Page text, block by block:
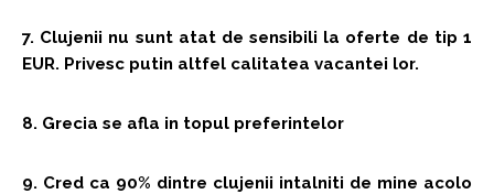
7. Clujenii nu sunt atat de sensibili la oferte de tip 1
EUR. Privesc putin altfel calitatea vacantei lor.
8. Grecia se afla in topul preferintelor
9. Cred ca 90% dintre clujenii intalniti de mine acolo